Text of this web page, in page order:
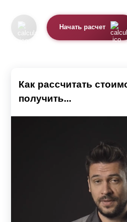
Начать расчет
Как рассчитать
получить...